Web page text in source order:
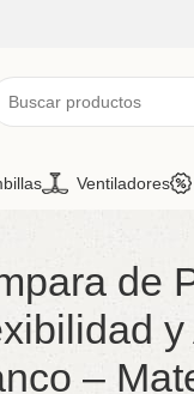
Ventiladores
de
–